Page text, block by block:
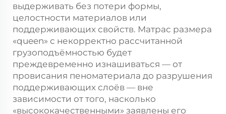
выдерживать без потери формы,
целостности материалов или
поддерживающих свойств. Матрас размера
«queen» с некорректно рассчитанной
грузоподъёмностью будет
преждевременно изнашиваться — от
провисания пеноматериала до разрушения
поддерживающих слоёв — вне
зависимости от того, насколько
«высококачественными» заявлены его